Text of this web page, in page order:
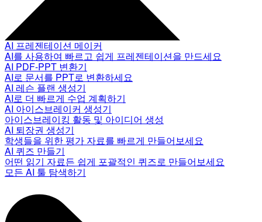
AI 프레젠테이션 메이커
AI를 사용하여 빠르고 쉽게 프레젠테이션을 만드세요
AI PDF-PPT 변환기
AI로 문서를 PPT로 변환하세요
AI 레슨 플랜 생성기
AI로 더 빠르게 수업 계획하기
AI 아이스브레이커 생성기
아이스브레이킹 활동 및 아이디어 생성
AI 퇴장권 생성기
학생들을 위한 평가 자료를 빠르게 만들어보세요
AI 퀴즈 만들기
어떤 읽기 자료든 쉽게 포괄적인 퀴즈로 만들어보세요
모든 AI 툴 탐색하기